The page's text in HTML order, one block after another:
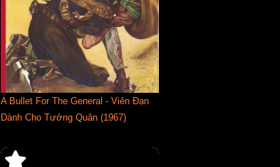
A Bullet For The General - Viên Đạn
Dành Cho Tướng Quân (1967)